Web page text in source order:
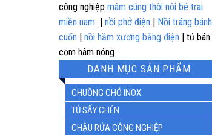
công nghiệp mâm cúng thôi nôi bé trai
miền nam | nồi phở điện | Nồi tráng bánh
cuốn | nồi hầm xương bằng điện | tủ bán
cơm hâm nóng
DANH MỤC SẢN PHẨM
CHUỒNG CHÓ INOX
TỦ SẤY CHÉN
CHẬU RỬA CÔNG NGHIỆP